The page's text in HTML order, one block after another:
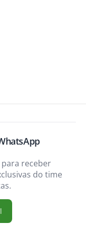
receber
do time